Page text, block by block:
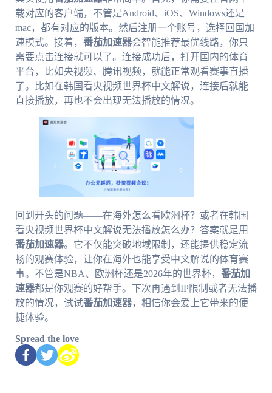
载对应的客户端，不管是Android、iOS、Windows还是
mac，都有对应的版本。然后注册一个账号，选择回国加
速模式。接着， 番茄加速器会智能推荐最优线路，你只
需要点击连接就可以了。连接成功后，打开国内的体育
平台，比如央视频、腾讯视频，就能正常观看赛事直播
了。比如在韩国看央视频世界杯中文解说，连接后就能
直接播放，再也不会出现无法播放的情况。
回到开头的问题——在海外怎么看欧洲杯？或者在韩国
看央视频世界杯中文解说无法播放怎么办？答案就是用
番茄加速器。它不仅能突破地域限制，还能提供稳定流
畅的观赛体验，让你在海外也能享受中文解说的体育赛
事。不管是NBA、欧洲杯还是2026年的世界杯， 番茄加
速器都是你观赛的好帮手。下次再遇到IP限制或者无法播
放的情况，试试番茄加速器，相信你会爱上它带来的便
捷体验。
Spread the love